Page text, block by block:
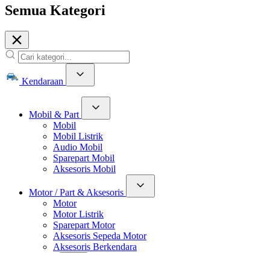
Semua Kategori
Kendaraan
Mobil & Part
Mobil
Mobil Listrik
Audio Mobil
Sparepart Mobil
Aksesoris Mobil
Motor / Part & Aksesoris
Motor
Motor Listrik
Sparepart Motor
Aksesoris Sepeda Motor
Aksesoris Berkendara